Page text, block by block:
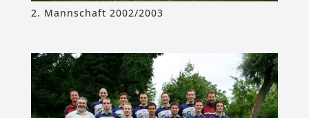
2. Mannschaft 2002/2003